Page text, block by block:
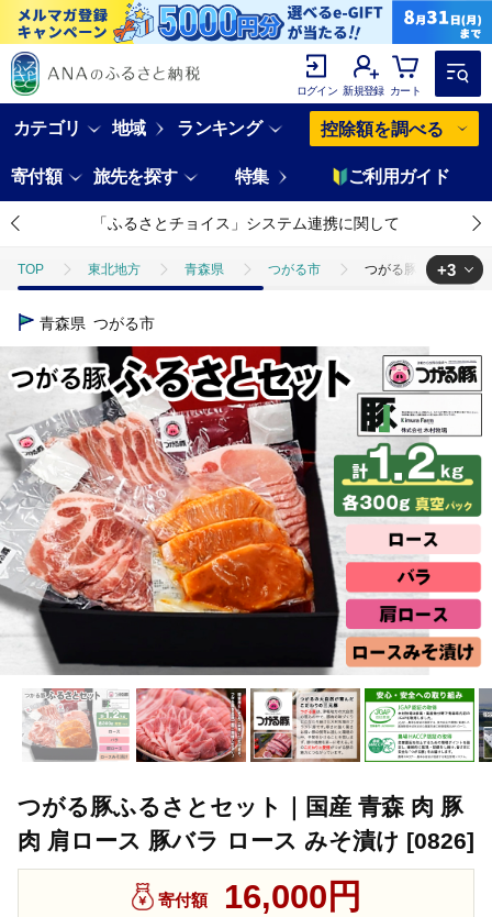
ログイン 新規登録 カート
カテゴリ 地域 ランキング 控除額を調べる
寄付額 旅先を探す 特集 ご利用ガイド
「ふるさとチョイス」システム連携に関して
TOP 東北地方 青森県 つがる市 つがる豚ふるさとセ
TOP
肉 つがる豚ふるさとセット｜国産 青森 肉 豚肉
TOP 肉 豚肉 三元豚 つがる豚ふるさとセット｜国産
+3
青森県 つがる市
つがる豚ふるさとセット｜国産 青森 肉 豚
肉 肩ロース 豚バラ ロース みそ漬け [0826]
寄付額 16,000円